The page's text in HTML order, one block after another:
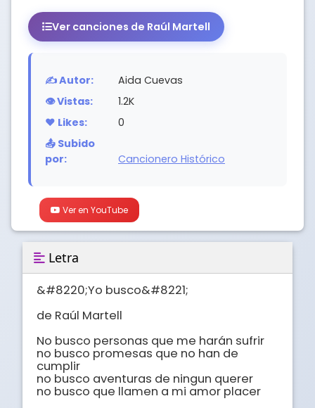
Ver canciones de Raúl Martell
✍️ Autor:
Aida Cuevas
👁️ Vistas:
1.2K
❤️ Likes:
0
📤 Subido
por:
Cancionero Histórico
Ver en YouTube
Letra
&#8220;Yo busco&#8221;
de Raúl Martell
No busco personas que me harán sufrir
no busco promesas que no han de
cumplir
no busco aventuras de ningun querer
no busco que llamen a mi amor placer